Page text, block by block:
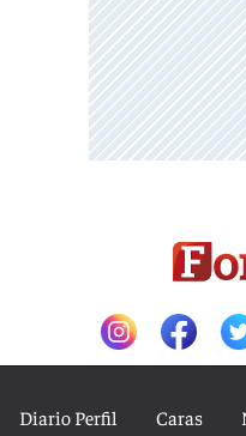
Diario Perfil Caras